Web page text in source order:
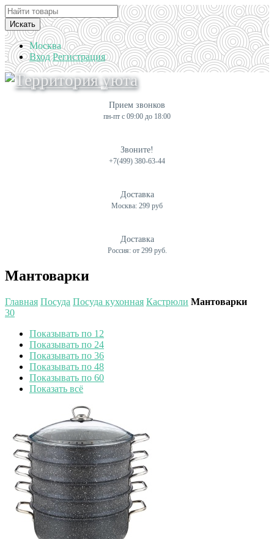
Искать
Москва
Вход Регистрация
Прием звонков
пн-пт с 09:00 до 18:00
Звоните!
+7(499) 380-63-44
Доставка
Москва: 299 руб
Доставка
Россия: от 299 руб.
Мантоварки
Главная Посуда Посуда кухонная Кастрюли Мантоварки
30
Показывать по 12
Показывать по 24
Показывать по 36
Показывать по 48
Показывать по 60
Показать всё